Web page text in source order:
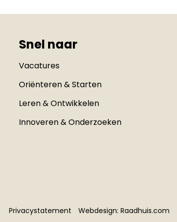
Snel naar
Vacatures
Oriënteren & Starten
Leren & Ontwikkelen
Innoveren & Onderzoeken
Privacystatement Webdesign:Raadhuis.com